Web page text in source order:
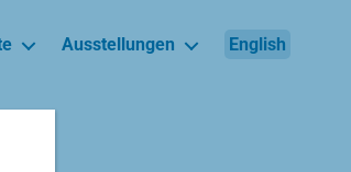
Ausstellungen English